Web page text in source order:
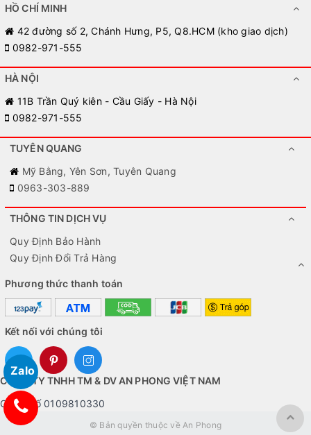
HỒ CHÍ MINH
42 đường số 2, Chánh Hưng, P5, Q8.HCM (kho giao dịch)
0982-971-555
HÀ NỘI
11B Trần Quý kiên - Cầu Giấy - Hà Nội
0982-971-555
TUYÊN QUANG
Mỹ Bằng, Yên Sơn, Tuyên Quang
0963-303-889
THÔNG TIN DỊCH VỤ
Quy Định Bảo Hành
Quy Định Đổi Trả Hàng
Phương thức thanh toán
Kết nối với chúng tôi
CÔNG TY TNHH TM & DV AN PHONG VIỆT NAM
GKPD số 0109810330
© Bản quyền thuộc về An Phong
Zalo